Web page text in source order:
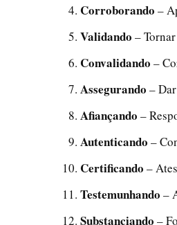
Corroborando –
Validando –
Convalidando –
Assegurando –
Afiançando –
Autenticando –
Certificando –
Testemunhando –
Substanciando –